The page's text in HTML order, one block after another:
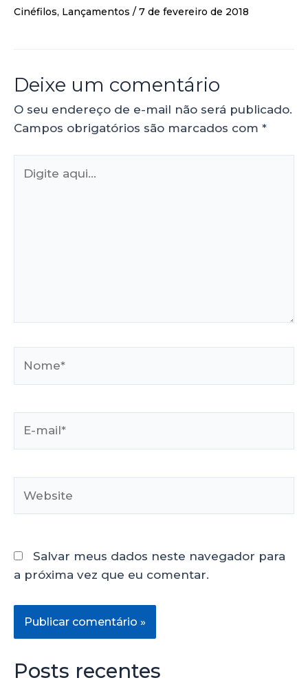
Cinéfilos, Lançamentos / 7 de fevereiro de 2018
Deixe um comentário
O seu endereço de e-mail não será publicado.
Campos obrigatórios são marcados com *
Salvar meus dados neste navegador para
a próxima vez que eu comentar.
Posts recentes